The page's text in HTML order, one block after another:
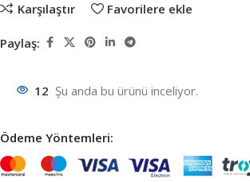
Karşılaştır Favorilere ekle
Paylaş:
12 Şu anda bu ürünü inceliyor.
Ödeme Yöntemleri: